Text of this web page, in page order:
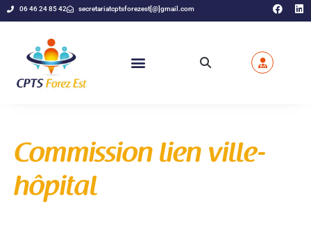
06 46 24 85 42 secretariatcptsforezest[@]gmail.com
Commission lien ville-
hôpital